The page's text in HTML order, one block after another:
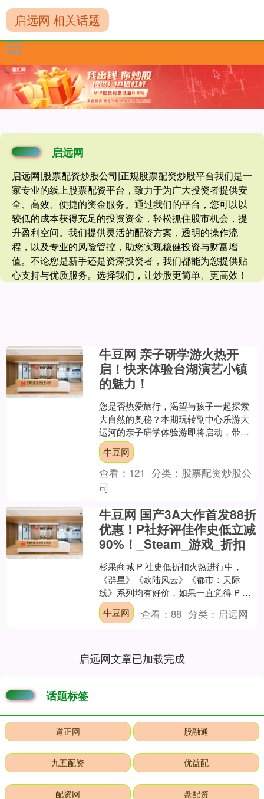
启远网
启远网|股票配资炒股公司|正规股票配资炒股平台我们是一
家专业的线上股票配资平台，致力于为广大投资者提供安
全、高效、便捷的资金服务。通过我们的平台，您可以以
较低的成本获得充足的投资资金，轻松抓住股市机会，提
升盈利空间。我们提供灵活的配资方案，透明的操作流
程，以及专业的风险管控，助您实现稳健投资与财富增
值。不论您是新手还是资深投资者，我们都能为您提供贴
心支持与优质服务。选择我们，让炒股更简单、更高效！
启远网 相关话题
牛豆网 亲子研学游火热开
启！快来体验台湖演艺小镇
的魅力！
您是否热爱旅行，渴望与孩子一起探索
大自然的奥秘？本期玩转副中心乐游大
运河的亲子研学体验游即将启动，带您
和孩子一起在台湖演艺小镇留下独特的
回忆！ 本次活动将在5月....
牛豆网
查看： 121 分类： 股票配资炒股公
司
牛豆网 国产3A大作首发88折
优惠！P社好评佳作史低立减
90%！_Steam_游戏_折扣
杉果商城 P 社史低折扣火热进行中，
《群星》《欧陆风云》《都市：天际
线》系列均有好价，如果一直觉得 P 社
游戏太贵没有入坑，现在来杉果领券下
单就是最实惠的价格！....
牛豆网 查看： 88 分类： 启远网
启远网文章已加载完成
话题标签
道正网 股融通
九五配资 优益配
配资网 盘配资